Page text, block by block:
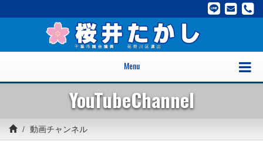
Menu
YouTubeChannel
動画チャンネル